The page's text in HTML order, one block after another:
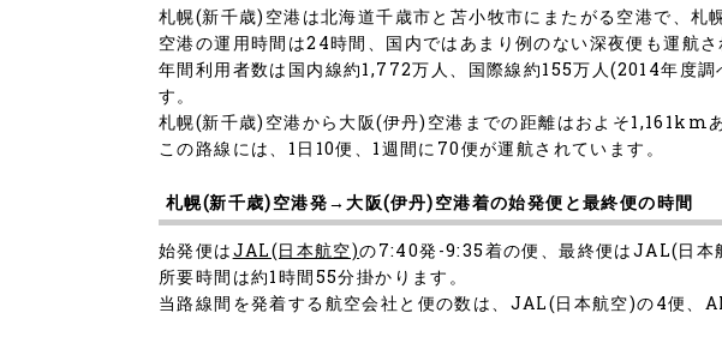
札幌(新千歳)空港は北海道千歳市と苫小牧市にまたがる空港で、札
空港の運用時間は24時間、国内ではあまり例のない深夜便も運航
年間利用者数は国内線約1,772万人、国際線約155万人(2014年度
す。
札幌(新千歳)空港から大阪(伊丹)空港までの距離はおよそ1,161km
この路線には、1日10便、1週間に70便が運航されています。
札幌(新千歳)空港発→大阪(伊丹)空港着の始発便と最終便の時間
始発便はJAL(日本航空)の7:40発-9:35着の便、最終便はJAL(日本
所要時間は約1時間55分掛かります。
当路線間を発着する航空会社と便の数は、JAL(日本航空)の4便、